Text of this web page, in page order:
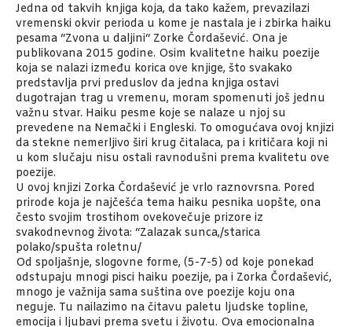
Jedna od takvih knjiga koja, da tako kažem, prevazilazi
vremenski okvir perioda u kome je nastala je i zbirka haiku
pesama “Zvona u daljini“ Zorke Čordašević. Ona je
publikovana 2015 godine. Osim kvalitetne haiku poezije
koja se nalazi između korica ove knjige, što svakako
predstavlja prvi preduslov da jedna knjiga ostavi
dugotrajan trag u vremenu, moram spomenuti još jednu
važnu stvar. Haiku pesme koje se nalaze u njoj su
prevedene na Nemački i Engleski. To omogućava ovoj knjizi
da stekne nemerljivo širi krug čitalaca, pa i kritičara koji ni
u kom slučaju nisu ostali ravnodušni prema kvalitetu ove
poezije.
U ovoj knjizi Zorka Čordašević je vrlo raznovrsna. Pored
prirode koja je najčešća tema haiku pesnika uopšte, ona
često svojim trostihom ovekovečuje prizore iz
svakodnevnog života: “Zalazak sunca,/starica
polako/spušta roletnu/
Od spoljašnje, slogovne forme, (5-7-5) od koje ponekad
odstupaju mnogi pisci haiku poezije, pa i Zorka Čordašević,
mnogo je važnija sama suština ove poezije koju ona
neguje. Tu nailazimo na čitavu paletu ljudske topline,
emocija i ljubavi prema svetu i životu. Ova emocionalna